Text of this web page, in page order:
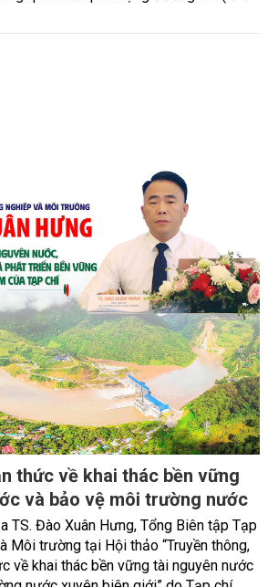
phẩm, mo cau ở Quảng Ngãi đang trở
để sản xuất các sản phẩm thân thiện môi
kế cho người dân và tạo nên vòng
quê. Trải qua chặng đường dài (từ
dĩa... từ mo cau đã được thị trường
tế đón nhận.